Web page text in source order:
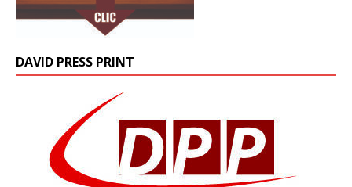
DAVID PRESS PRINT